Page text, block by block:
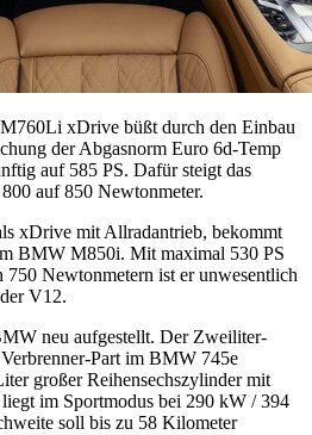
xDrive büßt durch den Einbau
der Abgasnorm Euro 6d-Temp
auf 585 PS. Dafür steigt das
auf 850 Newtonmeter.
xDrive mit Allradantrieb, bekommt
BMW M850i. Mit maximal 530 PS
Newtonmetern ist er unwesentlich
V12.
neu aufgestellt. Der Zweiliter-
Part im BMW 745e
großer Reihensechszylinder mit
im Sportmodus bei 290 kW / 394
soll bis zu 58 Kilometer